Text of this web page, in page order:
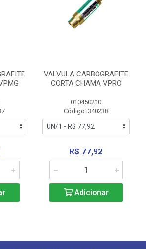
VALVULA CARBOGRAFITE
CORTA CHAMA VPRO
010450210
Código: 340238
R$ 77,92
Adicionar